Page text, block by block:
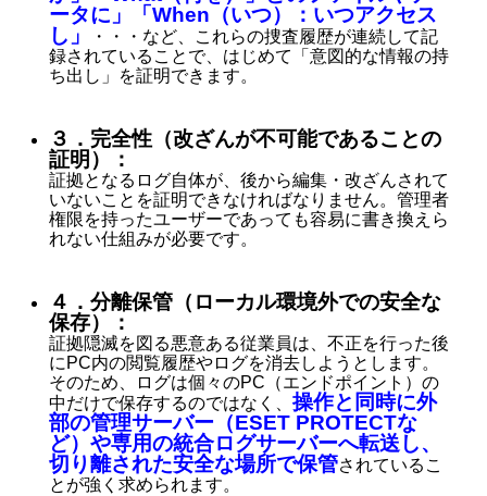
ータに」「When（いつ）：いつアクセス
し」
・・・など、これらの捜査履歴が連続して記
録されていることで、はじめて「意図的な情報の持
ち出し」を証明できます。
３．完全性（改ざんが不可能であることの
証明）：
証拠となるログ自体が、後から編集・改ざんされて
いないことを証明できなければなりません。管理者
権限を持ったユーザーであっても容易に書き換えら
れない仕組みが必要です。
４．分離保管（ローカル環境外での安全な
保存）：
証拠隠滅を図る悪意ある従業員は、不正を行った後
にPC内の閲覧履歴やログを消去しようとします。
そのため、ログは個々のPC（エンドポイント）の
中だけで保存するのではなく、 操作と同時に外
部の管理サーバー（ESET PROTECTな
ど）や専用の統合ログサーバーへ転送し、
切り離された安全な場所で保管されているこ
とが強く求められます。